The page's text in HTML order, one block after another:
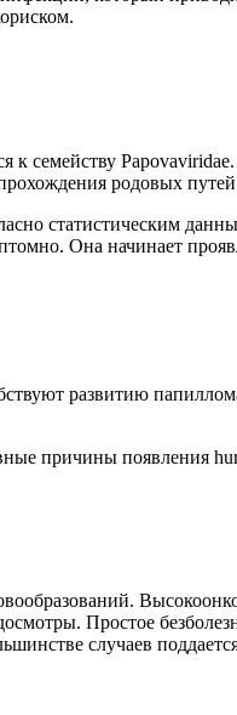
родовых
статистическим
Она начинает
развитию
причины появления
Простое
случаев